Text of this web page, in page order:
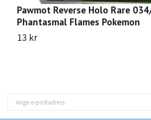
Pawmot Reverse Holo Rare
Phantasmal Flames Pokemon
13 kr